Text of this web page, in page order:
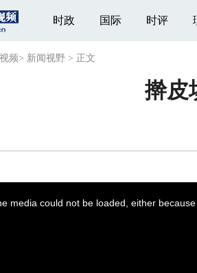
时政 国际 时评
频> 新闻视野 > 正文
擀皮
media could not be loaded, either